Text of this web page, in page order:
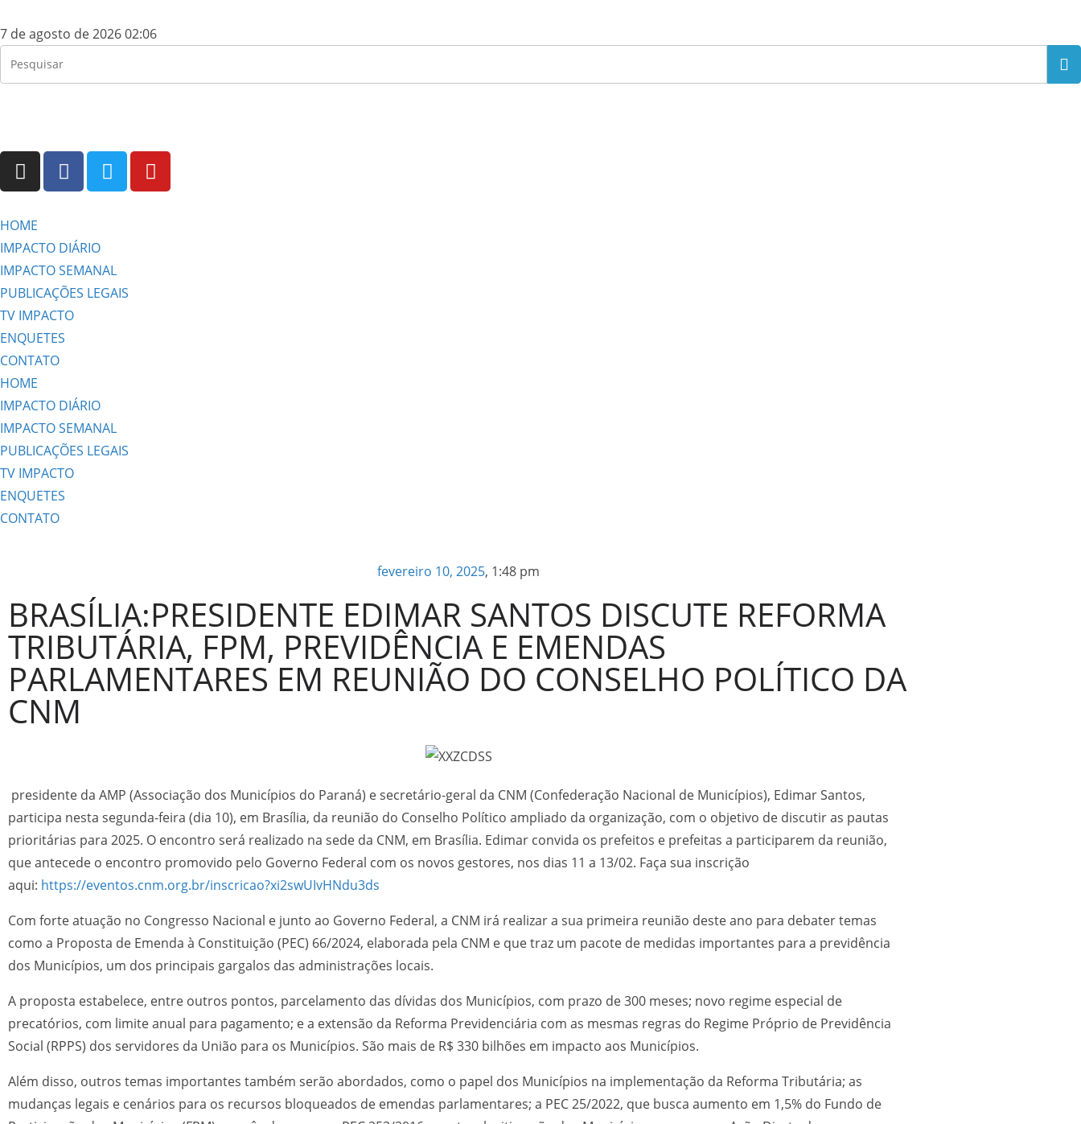
7 de agosto de 2026 02:06
HOME
IMPACTO DIÁRIO
IMPACTO SEMANAL
PUBLICAÇÕES LEGAIS
TV IMPACTO
ENQUETES
CONTATO
HOME
IMPACTO DIÁRIO
IMPACTO SEMANAL
PUBLICAÇÕES LEGAIS
TV IMPACTO
ENQUETES
CONTATO
fevereiro 10, 2025, 1:48 pm
BRASÍLIA:PRESIDENTE EDIMAR SANTOS DISCUTE REFORMA
TRIBUTÁRIA, FPM, PREVIDÊNCIA E EMENDAS
PARLAMENTARES EM REUNIÃO DO CONSELHO POLÍTICO DA
CNM
presidente da AMP (Associação dos Municípios do Paraná) e secretário-geral da CNM (Confederação Nacional de Municípios), Edimar Santos,
participa nesta segunda-feira (dia 10), em Brasília, da reunião do Conselho Político ampliado da organização, com o objetivo de discutir as pautas
prioritárias para 2025. O encontro será realizado na sede da CNM, em Brasília. Edimar convida os prefeitos e prefeitas a participarem da reunião,
que antecede o encontro promovido pelo Governo Federal com os novos gestores, nos dias 11 a 13/02. Faça sua inscrição
aqui: https://eventos.cnm.org.br/inscricao?xi2swUIvHNdu3ds
Com forte atuação no Congresso Nacional e junto ao Governo Federal, a CNM irá realizar a sua primeira reunião deste ano para debater temas
como a Proposta de Emenda à Constituição (PEC) 66/2024, elaborada pela CNM e que traz um pacote de medidas importantes para a previdência
dos Municípios, um dos principais gargalos das administrações locais.
A proposta estabelece, entre outros pontos, parcelamento das dívidas dos Municípios, com prazo de 300 meses; novo regime especial de
precatórios, com limite anual para pagamento; e a extensão da Reforma Previdenciária com as mesmas regras do Regime Próprio de Previdência
Social (RPPS) dos servidores da União para os Municípios. São mais de R$ 330 bilhões em impacto aos Municípios.
Além disso, outros temas importantes também serão abordados, como o papel dos Municípios na implementação da Reforma Tributária; as
mudanças legais e cenários para os recursos bloqueados de emendas parlamentares; a PEC 25/2022, que busca aumento em 1,5% do Fundo de